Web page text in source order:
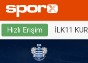
Hızlı Erişim İLK11 KUR